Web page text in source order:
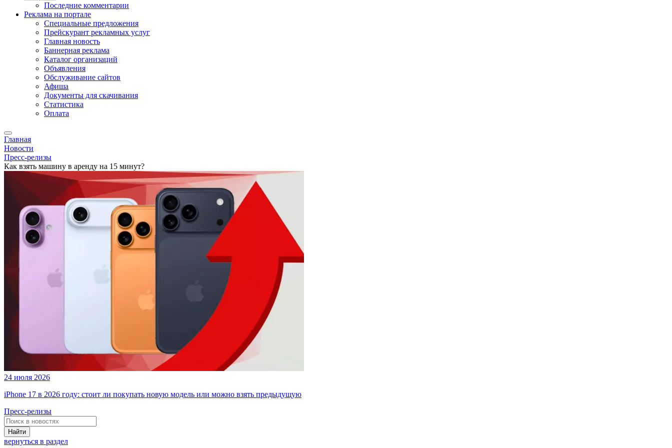
Последние комментарии
Реклама на портале
Специальные предложения
Прейскурант рекламных услуг
Главная новость
Баннерная реклама
Каталог организаций
Объявления
Обслуживание сайтов
Афиша
Документы для скачивания
Статистика
Оплата
Главная
Новости
Пресс-релизы
Как взять машину в аренду на 15 минут?
24 июля 2026
iPhone 17 в 2026 году: стоит ли покупать новую модель или можно взять предыдущую
Пресс-релизы
Найти
вернуться в раздел